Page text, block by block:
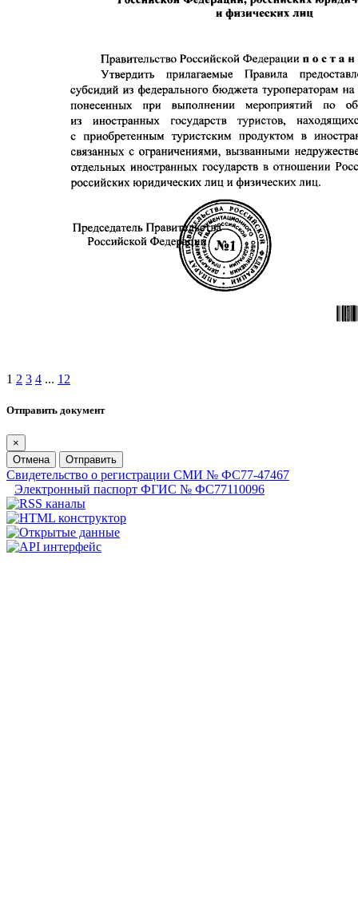
1 2 3 4 ... 12
Отправить документ
×
Отмена
Отправить
Свидетельство о регистрации СМИ № ФС77-47467
Электронный паспорт ФГИС № ФС77110096